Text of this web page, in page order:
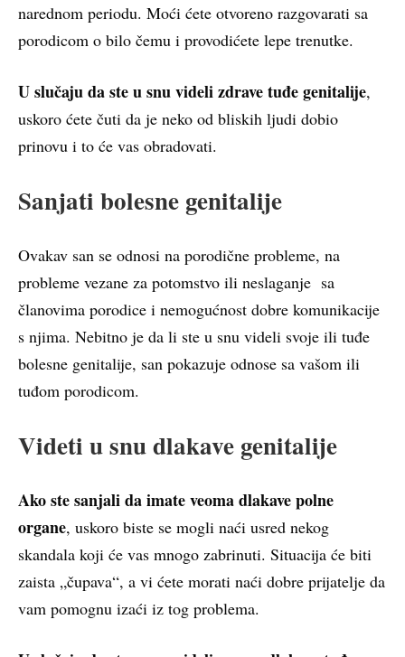
narednom periodu. Moći ćete otvoreno razgovarati sa
porodicom o bilo čemu i provodićete lepe trenutke.
U slučaju da ste u snu videli zdrave tuđe genitalije,
uskoro ćete čuti da je neko od bliskih ljudi dobio
prinovu i to će vas obradovati.
Sanjati bolesne genitalije
Ovakav san se odnosi na porodične probleme, na
probleme vezane za potomstvo ili neslaganje sa
članovima porodice i nemogućnost dobre komunikacije
s njima. Nebitno je da li ste u snu videli svoje ili tuđe
bolesne genitalije, san pokazuje odnose sa vašom ili
tuđom porodicom.
Videti u snu dlakave genitalije
Ako ste sanjali da imate veoma dlakave polne
organe, uskoro biste se mogli naći usred nekog
skandala koji će vas mnogo zabrinuti. Situacija će biti
zaista „čupava“, a vi ćete morati naći dobre prijatelje da
vam pomognu izaći iz tog problema.